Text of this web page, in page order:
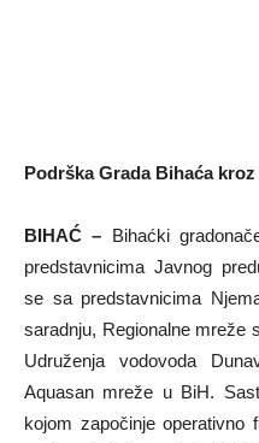
Podrška Grada Bihaća
BIHAĆ – Bihaćki
predstavnicima Javnog
se sa predstavnicima
saradnju, Regionalne mreže
Udruženja vodovoda
Aquasan mreže u BiH.
kojom započinje operativno